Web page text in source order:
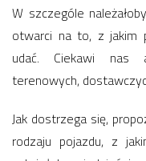
W szczególe
otwarci na to, z jakim
udać. Ciekawi nas
terenowych,
Jak dostrzega się,
rodzaju pojazdu, z